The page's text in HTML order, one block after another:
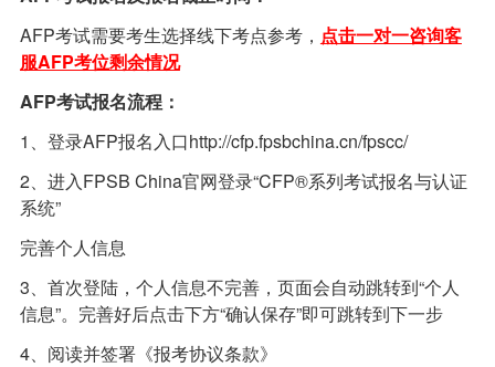
AFP考试需要考生选择线下考点参考， 点击一对一咨询客
服AFP考位剩余情况
AFP考试报名流程：
1、登录AFP报名入口http://cfp.fpsbchina.cn/fpscc/
2、进入FPSB China官网登录“CFP®系列考试报名与认证
系统”
完善个人信息
3、首次登陆，个人信息不完善，页面会自动跳转到“个人
信息”。完善好后点击下方“确认保存”即可跳转到下一步
4、阅读并签署《报考协议条款》